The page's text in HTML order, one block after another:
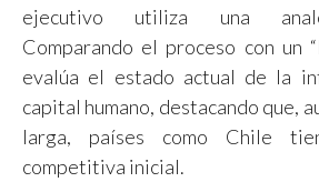
ejecutivo utiliza una
Comparando el proceso con un
evalúa el estado actual de la
capital humano, destacando que,
larga, países como Chile
competitiva inicial.